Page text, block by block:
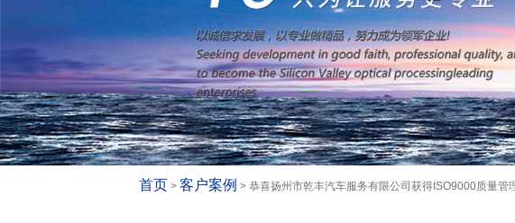
首页 > 客户案例 > 恭喜扬州市乾丰汽车服务有限公司获得ISO9000质量管